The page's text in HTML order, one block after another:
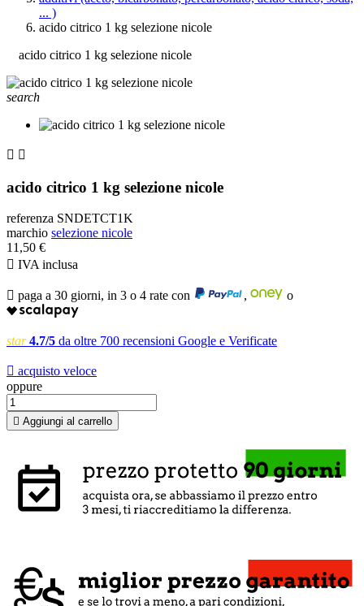
... )
acido citrico 1 kg selezione nicole
acido citrico 1 kg selezione nicole
search
 
acido citrico 1 kg selezione nicole
referenza SNDETCT1K
marchio selezione nicole
11,50 €
 IVA inclusa
 paga a 30 giorni, in 3 o 4 rate con , o
star 4.7/5 da oltre 700 recensioni Google e Verificate
 acquisto veloce
oppure
 Aggiungi al carrello